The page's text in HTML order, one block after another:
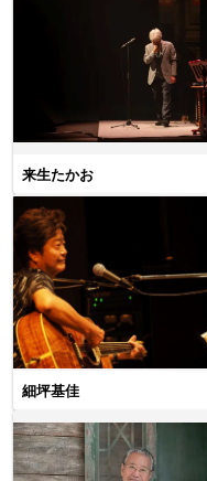
来生たかお
細坪基佳